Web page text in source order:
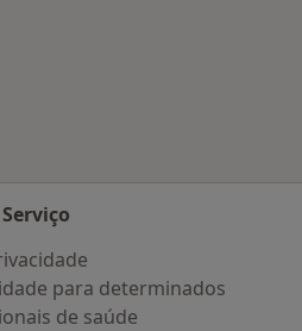
Serviço
para determinados
de saúde